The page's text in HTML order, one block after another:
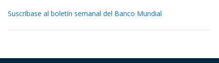
Suscríbase al boletín semanal del Banco Mundial